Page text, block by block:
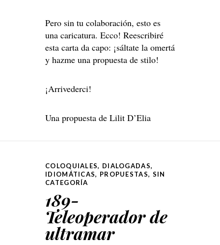
Pero sin tu colaboración, esto es
una caricatura. Ecco! Reescribiré
esta carta da capo: ¡sáltate la omertá
y hazme una propuesta de stilo!
¡Arrivederci!
Una propuesta de Lilit D’Elia
COLOQUIALES, DIALOGADAS,
IDIOMÁTICAS, PROPUESTAS, SIN
CATEGORÍA
189-
Teleoperador de
ultramar